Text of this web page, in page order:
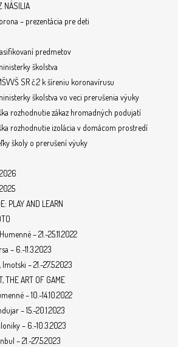
NÁSILIA
– prezentácia pre deti
predmetov
školstva
SR č.2 k šíreniu koronavírusu
školstva vo veci prerušenia výuky
rozhodnutie zákaz hromadných podujatí
rozhodnutie izolácia v domácom prostredí
školy o prerušení výuky
PLAY AND LEARN
– 21.-25.11.2022
– 6.-11.3.2023
Imotski – 21.-27.5.2023
THE ART OF GAME
– 10.-14.10.2022
– 15.-20.1.2023
– 6.-10.3.2023
– 21.-27.5.2023